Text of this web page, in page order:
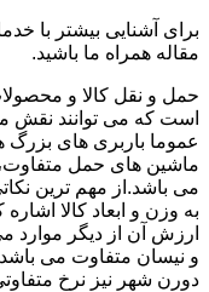
برای آشنایی بیشتر با
مقاله همراه ما باشید.
حمل و نقل کالا و
است که می توانند نقش
عموما باربری های
ماشین های حمل
می باشد.از مهم ترین
به وزن و ابعاد کالا
ارزش آن از دیگر موارد
و نیسان متفاوت می
دورن شهر نیز نرخ